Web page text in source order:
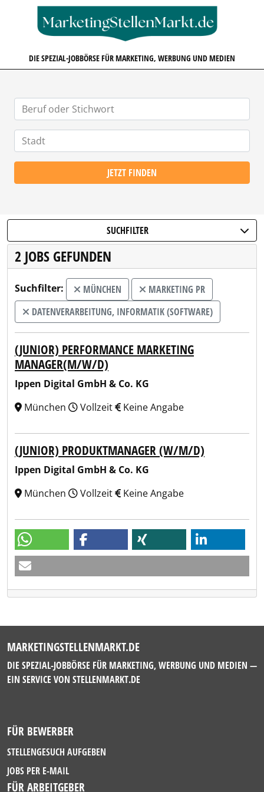
DIE SPEZIAL-JOBBÖRSE FÜR MARKETING, WERBUNG UND MEDIEN
JETZT FINDEN
SUCHFILTER
2 JOBS GEFUNDEN
Suchfilter: MÜNCHEN
MARKETING PR
DATENVERARBEITUNG, INFORMATIK (SOFTWARE)
(JUNIOR) PERFORMANCE MARKETING
MANAGER(M/W/D)
Ippen Digital GmbH & Co. KG
München
Vollzeit Keine Angabe
(JUNIOR) PRODUKTMANAGER (W/M/D)
Ippen Digital GmbH & Co. KG
München
Vollzeit Keine Angabe
MARKETINGSTELLENMARKT.DE
DIE SPEZIAL-JOBBÖRSE FÜR MARKETING, WERBUNG UND MEDIEN —
EIN SERVICE VON STELLENMARKT.DE
FÜR BEWERBER
STELLENGESUCH AUFGEBEN
JOBS PER E-MAIL
FÜR ARBEITGEBER